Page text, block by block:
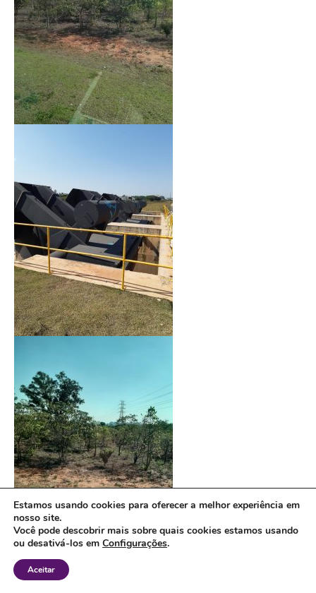
Estamos usando cookies para oferecer a melhor experiência em
nosso site.
Você pode descobrir mais sobre quais cookies estamos usando
ou desativá-los em Configurações.
Aceitar